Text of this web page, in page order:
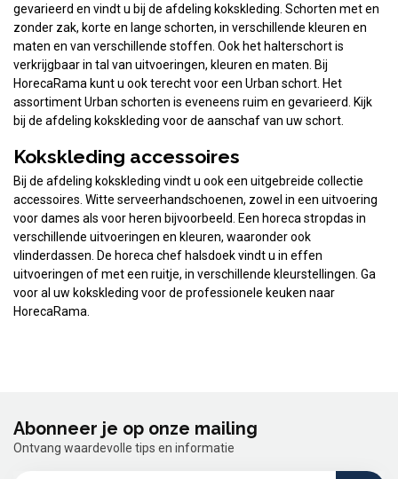
gevarieerd en vindt u bij de afdeling kokskleding. Schorten met en
zonder zak, korte en lange schorten, in verschillende kleuren en
maten en van verschillende stoffen. Ook het halterschort is
verkrijgbaar in tal van uitvoeringen, kleuren en maten. Bij
HorecaRama kunt u ook terecht voor een Urban schort. Het
assortiment Urban schorten is eveneens ruim en gevarieerd. Kijk
bij de afdeling kokskleding voor de aanschaf van uw schort.
Kokskleding accessoires
Bij de afdeling kokskleding vindt u ook een uitgebreide collectie
accessoires. Witte serveerhandschoenen, zowel in een uitvoering
voor dames als voor heren bijvoorbeeld. Een horeca stropdas in
verschillende uitvoeringen en kleuren, waaronder ook
vlinderdassen. De horeca chef halsdoek vindt u in effen
uitvoeringen of met een ruitje, in verschillende kleurstellingen. Ga
voor al uw kokskleding voor de professionele keuken naar
HorecaRama.
Abonneer je op onze mailing
Ontvang waardevolle tips en informatie